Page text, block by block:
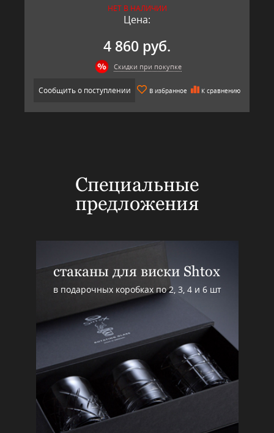
НЕТ В НАЛИЧИИ
Цена:
4 860 руб.
Скидки при покупке
Сообщить о поступлении В избранное К сравнению
Специальные
предложения
стаканы для виски Shtox
в подарочных коробках по 2, 3, 4 и 6 шт